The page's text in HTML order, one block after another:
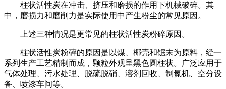
柱状活性炭在冲击、挤压和磨损的作用下机械破碎。其
中，磨损力和磨削力是实际使用中产生粉尘的常见原因。
上述三种情况是更常见的柱状活性炭粉碎原因。
柱状活性炭粉碎的原因是以煤、椰壳和锯末为原料，经一
系列生产工艺精制而成，颗粒外观呈黑色圆柱状。广泛应用于
气体处理、污水处理、脱硫脱硝、溶剂回收、制氮机、空分设
备、喷漆车间等。